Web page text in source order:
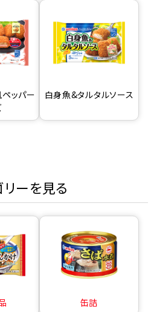
ッパー
白身魚&タルタルソース
ーを見る
缶詰